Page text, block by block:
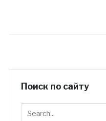
Поиск по сайту